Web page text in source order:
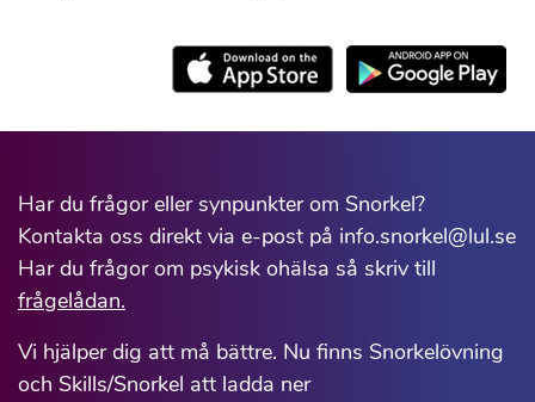
Har du frågor eller synpunkter om Snorkel?
Kontakta oss direkt via e-post på info.snorkel@lul.se
Har du frågor om psykisk ohälsa så skriv till
frågelådan.
Vi hjälper dig att må bättre. Nu finns Snorkelövning
och Skills/Snorkel att ladda ner